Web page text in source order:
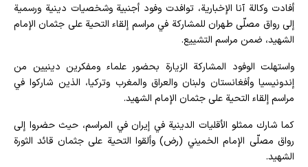
أفادت وکالة آنا الإخباریة، توافدت وفود أجنبية وشخصيات دينية ورسمية
إلى رواق مصلّى طهران للمشاركة في مراسم إلقاء التحية على جثمان الإمام
الشهيد، ضمن مراسم التشييع.
واستهلت الوفود المشاركة الزيارة بحضور علماء ومفكرين دينيين من
إندونيسيا وأفغانستان ولبنان والعراق والمغرب وتركيا، الذين شاركوا في
مراسم إلقاء التحية على جثمان الإمام الشهيد.
كما شارك ممثلو الأقليات الدينية في إيران في المراسم، حيث حضروا إلى
رواق مصلّى الإمام الخميني (رض) وألقوا التحية على جثمان قائد الثورة
الشهيد.